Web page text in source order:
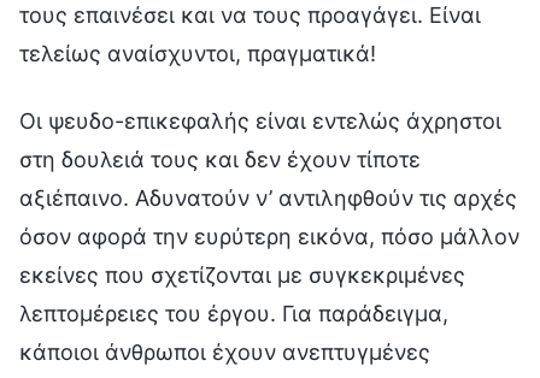
τους επαινέσει και να τους προαγάγει. Είναι
τελείως αναίσχυντοι, πραγματικά!
Οι ψευδο-επικεφαλής είναι εντελώς άχρηστοι
στη δουλειά τους και δεν έχουν τίποτε
αξιέπαινο. Αδυνατούν ν’ αντιληφθούν τις αρχές
όσον αφορά την ευρύτερη εικόνα, πόσο μάλλον
εκείνες που σχετίζονται με συγκεκριμένες
λεπτομέρειες του έργου. Για παράδειγμα,
κάποιοι άνθρωποι έχουν ανεπτυγμένες